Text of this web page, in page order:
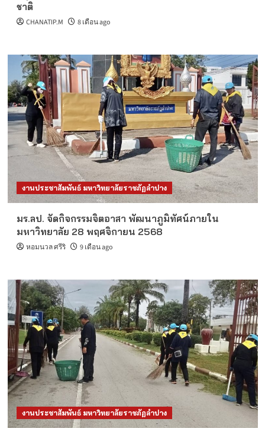
ชาติ
CHANATIP.M 8 เดือน ago
งานประชาสัมพันธ์ มหาวิทยาลัยราชภัฏลำปาง
มร.ลป. จัดกิจกรรมจิตอาสา พัฒนาภูมิทัศน์ภายใน
มหาวิทยาลัย 28 พฤศจิกายน 2568
หอมนวล ศรีริ 9 เดือน ago
งานประชาสัมพันธ์ มหาวิทยาลัยราชภัฏลำปาง